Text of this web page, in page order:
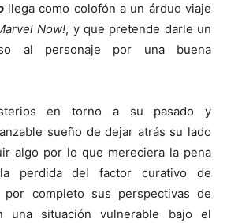
llega como colofón a un árduo viaje
Now!, y que pretende darle un
al personaje por una buena
en torno a su pasado y
sueño de dejar atrás su lado
algo por lo que mereciera la pena
perdida del factor curativo de
por completo sus perspectivas de
una situación vulnerable bajo el